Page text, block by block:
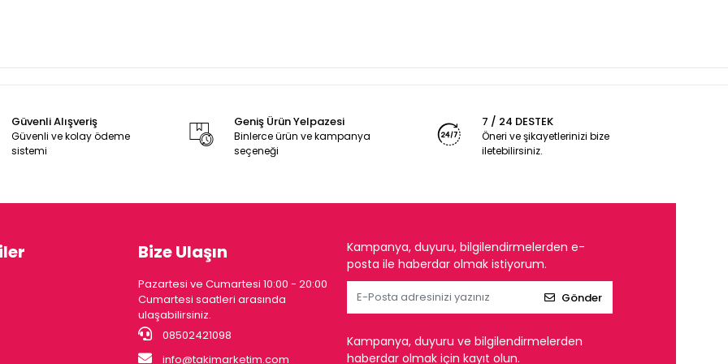
Güvenli Alışveriş
Güvenli ve kolay ödeme
sistemi
Geniş Ürün Yelpazesi
Binlerce ürün ve kampanya
seçeneği
7 / 24 DESTEK
Öneri ve şikayetlerinizi bize
iletebilirsiniz.
Bize Ulaşın
Pazartesi ve Cumartesi 10:00 - 20:00
Cumartesi saatleri arasında
ulaşabilirsiniz.
08502421098
info@takimarketim.com
Kampanya, duyuru, bilgilendirmelerden e-
posta ile haberdar olmak istiyorum.
Gönder
Kampanya, duyuru ve bilgilendirmelerden
haberdar olmak için kayıt olun.